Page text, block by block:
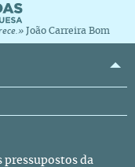
João Carreira Bom
pressupostos da